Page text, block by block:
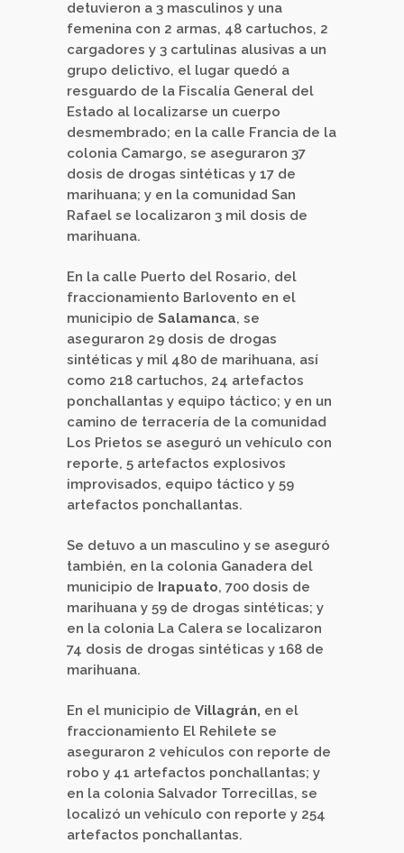
detuvieron a 3 masculinos y una
femenina con 2 armas, 48 cartuchos, 2
cargadores y 3 cartulinas alusivas a un
grupo delictivo, el lugar quedó a
resguardo de la Fiscalía General del
Estado al localizarse un cuerpo
desmembrado; en la calle Francia de la
colonia Camargo, se aseguraron 37
dosis de drogas sintéticas y 17 de
marihuana; y en la comunidad San
Rafael se localizaron 3 mil dosis de
marihuana.
En la calle Puerto del Rosario, del
fraccionamiento Barlovento en el
municipio de Salamanca, se
aseguraron 29 dosis de drogas
sintéticas y mil 480 de marihuana, así
como 218 cartuchos, 24 artefactos
ponchallantas y equipo táctico; y en un
camino de terracería de la comunidad
Los Prietos se aseguró un vehículo con
reporte, 5 artefactos explosivos
improvisados, equipo táctico y 59
artefactos ponchallantas.
Se detuvo a un masculino y se aseguró
también, en la colonia Ganadera del
municipio de Irapuato, 700 dosis de
marihuana y 59 de drogas sintéticas; y
en la colonia La Calera se localizaron
74 dosis de drogas sintéticas y 168 de
marihuana.
En el municipio de Villagrán, en el
fraccionamiento El Rehilete se
aseguraron 2 vehículos con reporte de
robo y 41 artefactos ponchallantas; y
en la colonia Salvador Torrecillas, se
localizó un vehículo con reporte y 254
artefactos ponchallantas.